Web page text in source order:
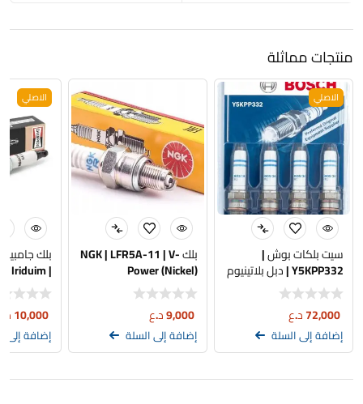
منتجات مماثلة
الاصلي
سيت بلكات بوش |
Y5KPP332 | دبل بلاتينيوم
| 0241145801
72,000د.ع
إضافة إلى السلة
بلك NGK | LFR5A-11 | V-
Power (Nickel)
9,000د.ع
إضافة إلى السلة
الاصلي
بلك
| Iriduim |
9299
10,000
إضافة إلى